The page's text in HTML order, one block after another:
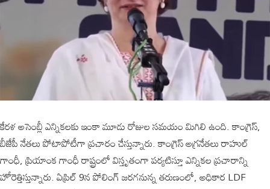
కేరళ అసెంబ్లీ ఎన్నికలకు ఇంకా మూడు రోజుల సమయం మిగిలి ఉంది. కాంగ్రెస్,
బీజేపీ నేతలు పోటాపోటీగా ప్రచారం చేస్తున్నారు. కాంగ్రెస్ అగ్రనేతలు రాహుల్
గాంధీ, ప్రియాంక గాంధీ రాష్ట్రంలో విస్తృతంగా పర్యటిస్తూ ఎన్నికల ప్రచారాన్ని
హోరెత్తిస్తున్నారు. ఏప్రిల్ 9న పోలింగ్ జరగనున్న తరుణంలో, అధికార LDF